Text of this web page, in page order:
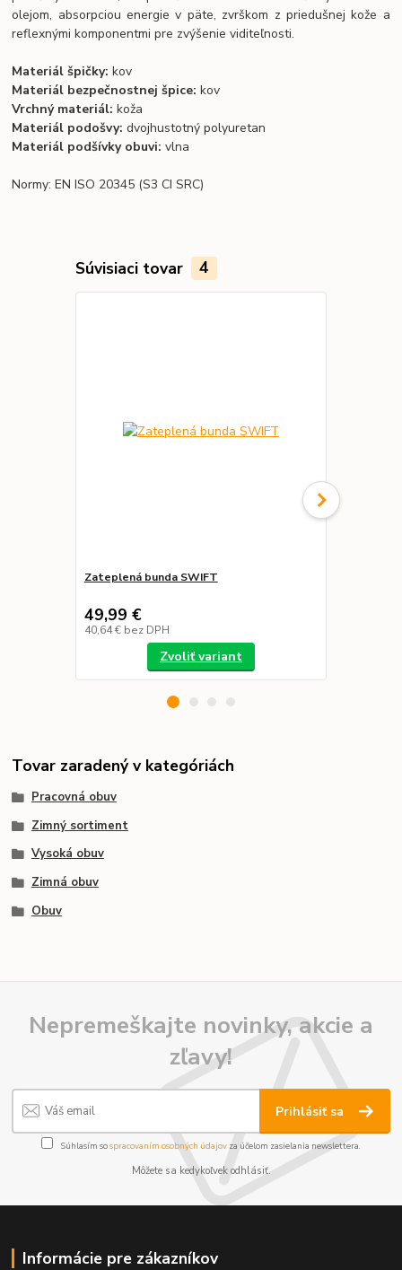
olejom, absorpciou energie v päte, zvrškom z priedušnej kože a
reflexnými komponentmi pre zvýšenie viditeľnosti.
Materiál špičky: kov
Materiál bezpečnostnej špice: kov
Vrchný materiál: koža
Materiál podošvy: dvojhustotný polyuretan
Materiál podšívky obuvi: vlna
Normy: EN ISO 20345 (S3 CI SRC)
Súvisiaci tovar 4
Zateplená bunda SWIFT
49,99 €
40,64 € bez DPH
Zvoliť variant
Tovar zaradený v kategóriách
Pracovná obuv
Zimný sortiment
Vysoká obuv
Zimná obuv
Obuv
Nepremeškajte novinky, akcie a
zľavy!
Prihlásiť sa
Súhlasím sospracovaním osobných údajov za účelom zasielania newslettera.
Môžete sa kedykoľvek odhlásiť.
Informácie pre zákazníkov